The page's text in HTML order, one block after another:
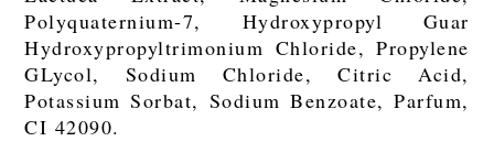
Polyquaternium-7, Hydroxypropyl Guar
Hydroxypropyltrimonium Chloride, Propylene
GLycol, Sodium Chloride, Citric Acid,
Potassium Sorbat, Sodium Benzoate, Parfum,
CI 42090.